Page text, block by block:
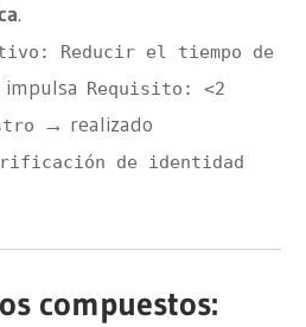
.
Reducir el tiempo de
Requisito: <2
→ realizado
de identidad
compuestos: